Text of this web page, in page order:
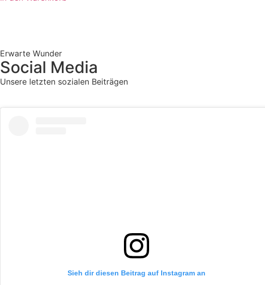
Erwarte Wunder
Social Media
Unsere letzten sozialen Beiträgen
Sieh dir diesen Beitrag auf Instagram an